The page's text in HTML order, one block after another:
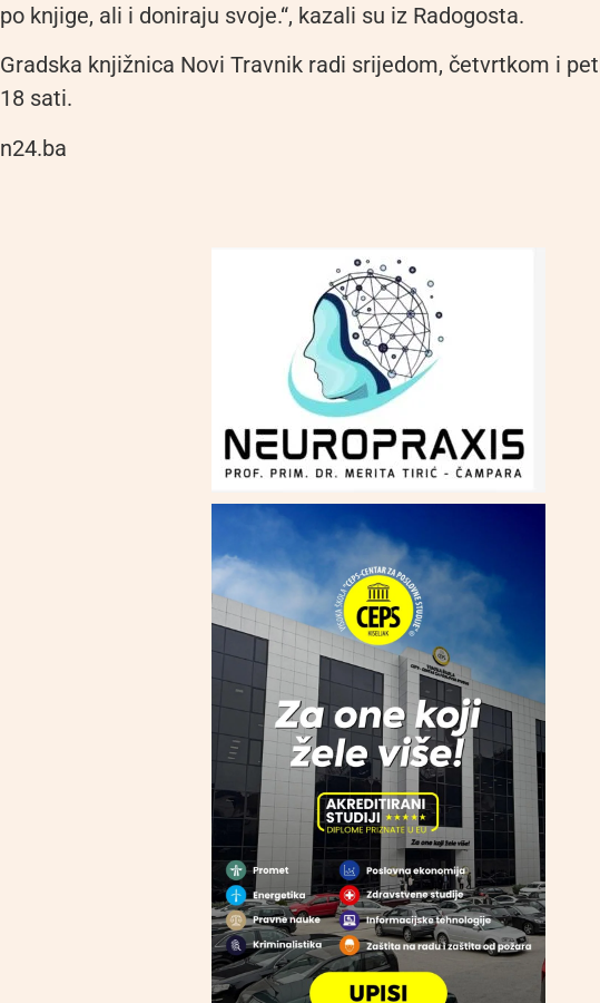
po knjige, ali i doniraju svoje.“, kazali su iz Radogosta.
Gradska knjižnica Novi Travnik radi srijedom, četvrtkom i
18 sati.
n24.ba